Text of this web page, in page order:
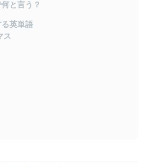
と言う？
る英単語
ス